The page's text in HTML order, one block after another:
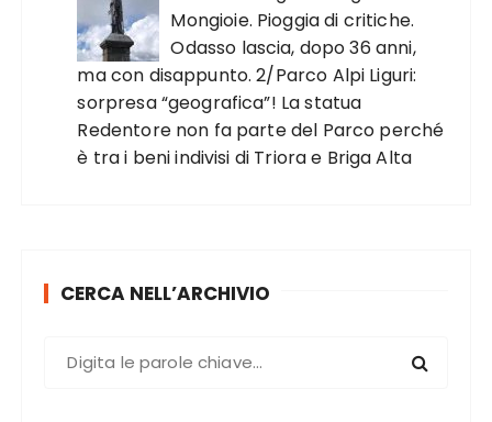
Mongioie. Pioggia di critiche.
Odasso lascia, dopo 36 anni,
ma con disappunto. 2/Parco Alpi Liguri:
sorpresa “geografica”! La statua
Redentore non fa parte del Parco perché
è tra i beni indivisi di Triora e Briga Alta
CERCA NELL’ARCHIVIO